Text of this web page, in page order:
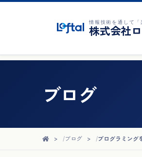
情報技術を通して「
株式会社
ブログ
ブログ